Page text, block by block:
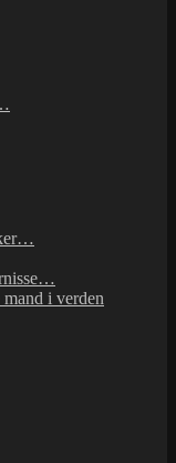
i verden